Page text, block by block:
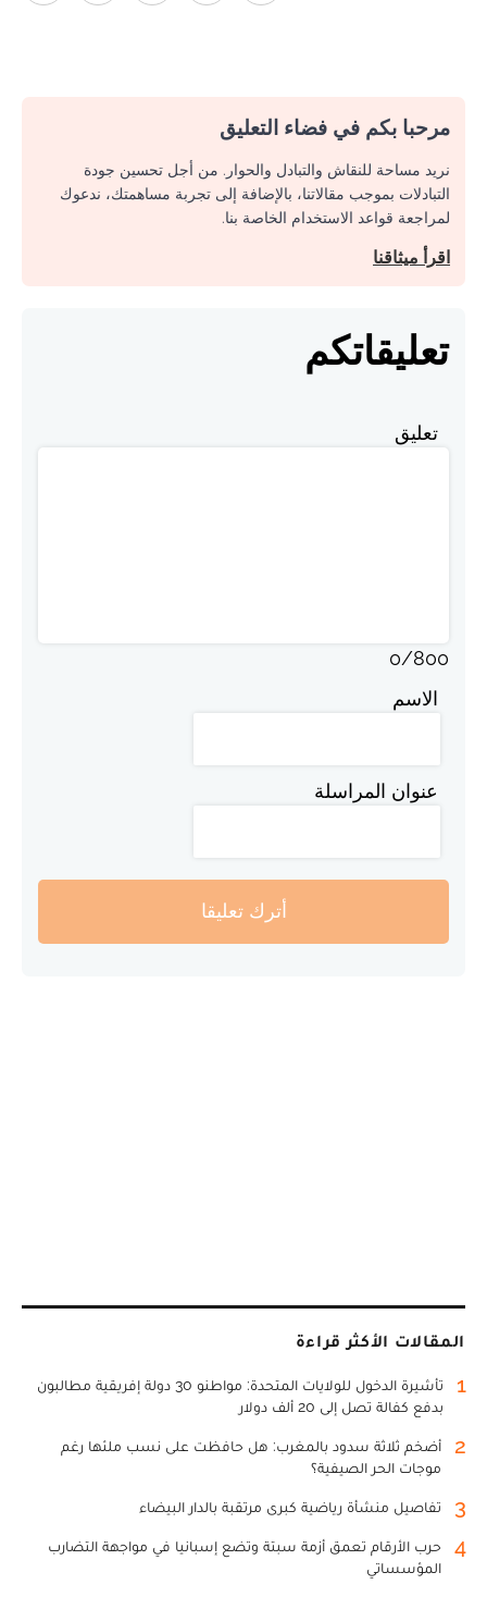
مرحبا بكم في فضاء التعليق
نريد مساحة للنقاش والتبادل والحوار. من أجل تحسين جودة
التبادلات بموجب مقالاتنا، بالإضافة إلى تجربة مساهمتك، ندعوك
لمراجعة قواعد الاستخدام الخاصة بنا.
اقرأ ميثاقنا
تعليقاتكم
تعليق
0/800
الاسم
عنوان المراسلة
أترك تعليقا
المقالات الأكثر قراءة
1
تأشيرة الدخول للولايات المتحدة: مواطنو 30 دولة إفريقية مطالبون
بدفع كفالة تصل إلى 20 ألف دولار
2
أضخم ثلاثة سدود بالمغرب: هل حافظت على نسب ملئها رغم
موجات الحر الصيفية؟
3 تفاصيل منشأة رياضية كبرى مرتقبة بالدار البيضاء
4
حرب الأرقام تعمق أزمة سبتة وتضع إسبانيا في مواجهة التضارب
المؤسساتي